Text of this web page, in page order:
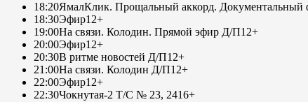
18:20ЯмалКлик. Прощальный аккорд. Документальный
18:30Эфир12+
19:00На связи. Колодин. Прямой эфир Д/П12+
20:00Эфир12+
20:30В ритме новостей Д/П12+
21:00На связи. Колодин Д/П12+
22:00Эфир12+
22:30Чокнутая-2 Т/С № 23, 2416+